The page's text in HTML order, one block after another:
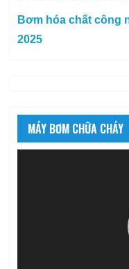
Bơm hóa chất công
2025
MÁY BƠM CHỮA CHÁY